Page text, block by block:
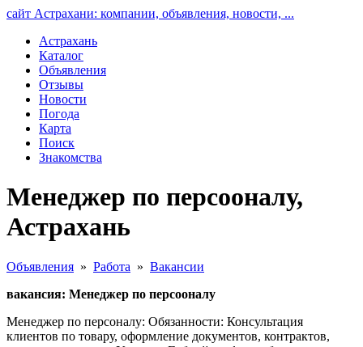
сайт Астрахани: компании, объявления, новости, ...
Астрахань
Каталог
Объявления
Отзывы
Новости
Погода
Карта
Поиск
Знакомства
Менеджер по персооналу,
Астрахань
Объявления » Работа » Вакансии
вакансия: Менеджер по персооналу
Менеджер по персоналу: Обязанности: Консультация
клиентов по товару, оформление документов, контрактов,